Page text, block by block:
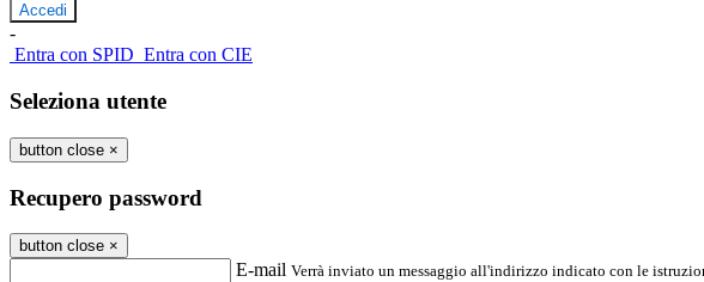
-
Entra con SPID Entra con CIE
Seleziona utente
button close ×
Recupero password
button close ×
E-mail Verrà inviato un messaggio all'indirizzo indicato con le